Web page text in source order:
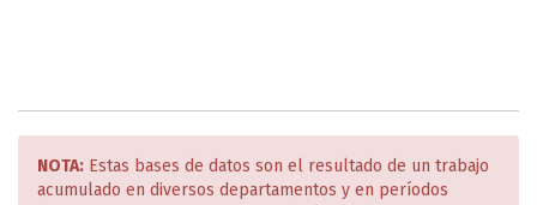
NOTA: Estas bases de datos son el resultado de un trabajo
acumulado en diversos departamentos y en períodos